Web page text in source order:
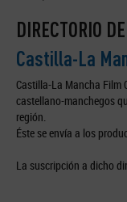
DIRECTORIO
Castilla-La
Castilla-La Mancha Film
castellano-manchegos
región.
Éste se envía a los
La suscripción a dicho